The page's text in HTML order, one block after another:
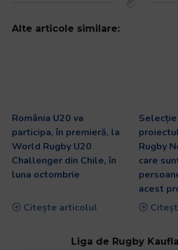
Alte articole similare:
România U20 va
participa, în premieră, la
World Rugby U20
Challenger din Chile, în
luna octombrie
Citește articolul
Rugby
care
acest
Liga de Rugby